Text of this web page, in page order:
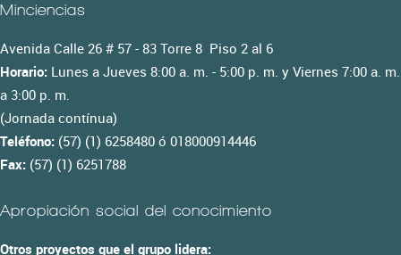
Minciencias
Avenida Calle 26 # 57 - 83 Torre 8 Piso 2 al 6
Horario: Lunes a Jueves 8:00 a. m. - 5:00 p. m. y Viernes 7:00 a. m.
a 3:00 p. m.
(Jornada contínua)
Teléfono: (57) (1) 6258480 ó 018000914446
Fax: (57) (1) 6251788
Apropiación social del conocimiento
Otros proyectos que el grupo lidera: